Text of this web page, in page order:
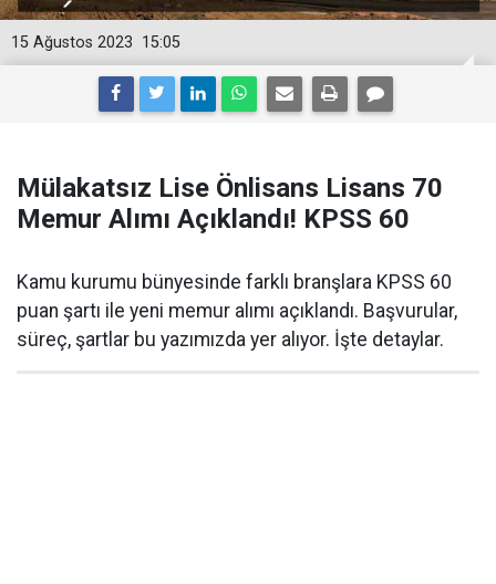
15:05
15 Ağustos 2023
Mülakatsız Lise Önlisans Lisans 70
Memur Alımı Açıklandı! KPSS 60
Kamu kurumu bünyesinde farklı branşlara KPSS 60
puan şartı ile yeni memur alımı açıklandı. Başvurular,
süreç, şartlar bu yazımızda yer alıyor. İşte detaylar.